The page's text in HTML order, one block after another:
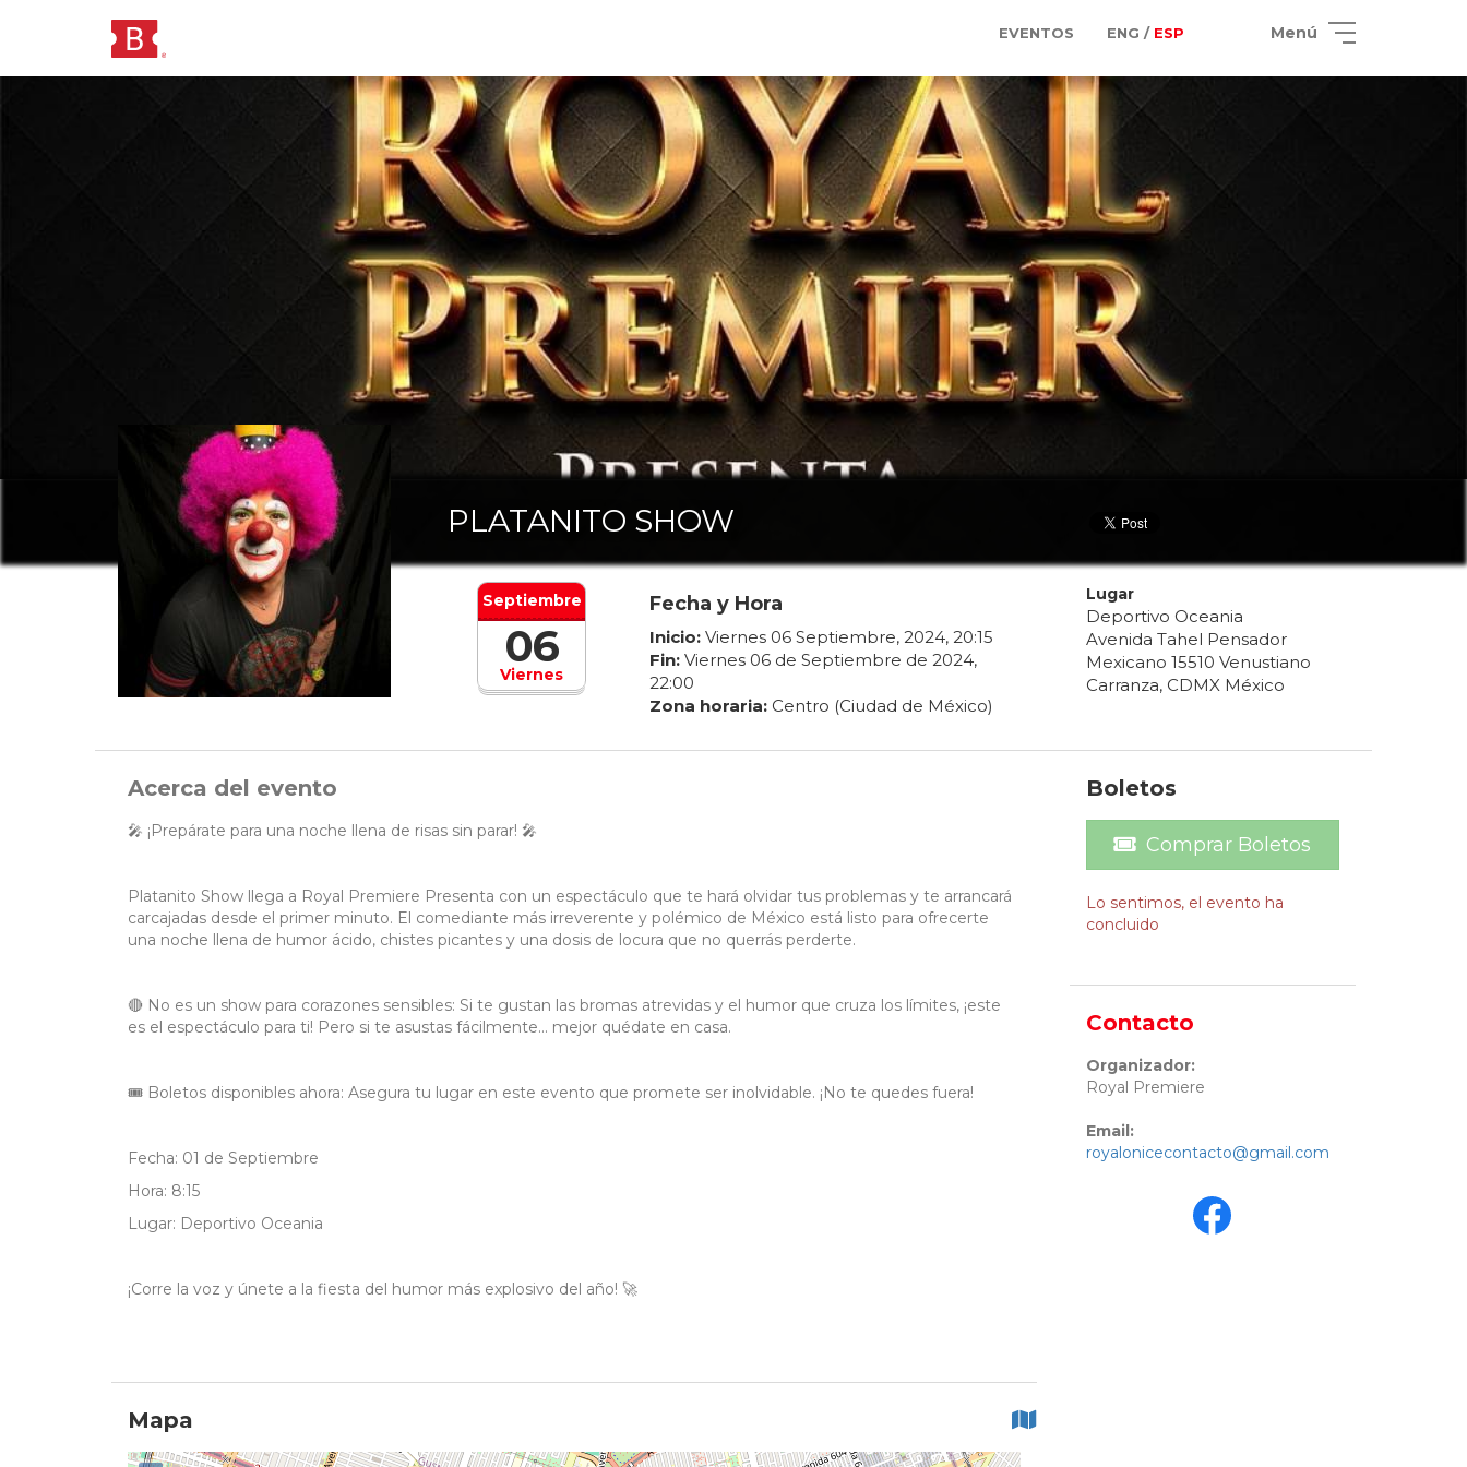
EVENTOS ENG / ESP Menú
PLATANITO SHOW
Viernes
Septiembre
06
Fecha y Hora
Inicio: Viernes 06 Septiembre, 2024, 20:15
Fin: Viernes 06de Septiembre de 2024,
22:00
Zona horaria: Centro (Ciudad de México)
Lugar
Deportivo Oceania
Avenida Tahel Pensador
Mexicano 15510 Venustiano
Carranza, CDMX México
Acerca del evento
🎤 ¡Prepárate para una noche llena de risas sin parar! 🎤
Platanito Show llega a Royal Premiere Presenta con un espectáculo que te hará olvidar tus problemas y te arrancará
carcajadas desde el primer minuto. El comediante más irreverente y polémico de México está listo para ofrecerte
una noche llena de humor ácido, chistes picantes y una dosis de locura que no querrás perderte.
🔴 No es un show para corazones sensibles: Si te gustan las bromas atrevidas y el humor que cruza los límites, ¡este
es el espectáculo para ti! Pero si te asustas fácilmente... mejor quédate en casa.
🎟️ Boletos disponibles ahora: Asegura tu lugar en este evento que promete ser inolvidable. ¡No te quedes fuera!
Fecha: 01 de Septiembre
Hora: 8:15
Lugar: Deportivo Oceania
¡Corre la voz y únete a la fiesta del humor más explosivo del año! 🚀
Mapa
Boletos
Comprar Boletos
Lo sentimos, el evento ha
concluido
Contacto
Organizador:
Royal Premiere
Email:
royalonicecontacto@gmail.com